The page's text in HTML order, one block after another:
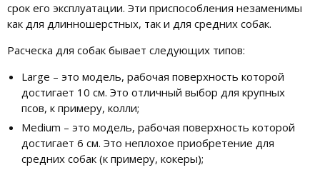
срок его эксплуатации. Эти приспособления незаменимы
как для длинношерстных, так и для средних собак.
Расческа для собак бывает следующих типов:
Large – это модель, рабочая поверхность которой
достигает 10 см. Это отличный выбор для крупных
псов, к примеру, колли;
Medium – это модель, рабочая поверхность которой
достигает 6 см. Это неплохое приобретение для
средних собак (к примеру, кокеры);